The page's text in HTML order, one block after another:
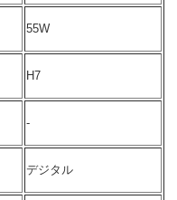
55W
H7
-
デジタル